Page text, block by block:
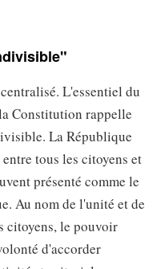
L'essentiel du
Constitution rappelle
La République
tous les citoyens et
présenté comme le
Au nom de l'unité et de
citoyens, le pouvoir
d'accorder